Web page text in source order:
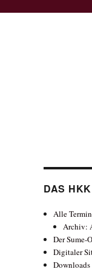
DAS
Alle
Archiv:
Der Sume-
Digitaler
Downloads